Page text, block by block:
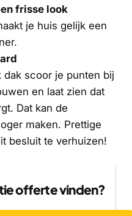
frisse look
je huis gelijk een
scoor je punten bij
en laat zien dat
Dat kan de
maken. Prettige
besluit te verhuizen!
offerte vinden?